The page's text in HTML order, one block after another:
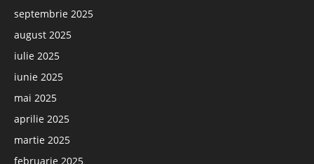
septembrie 2025
august 2025
iulie 2025
iunie 2025
mai 2025
aprilie 2025
martie 2025
februarie 2025